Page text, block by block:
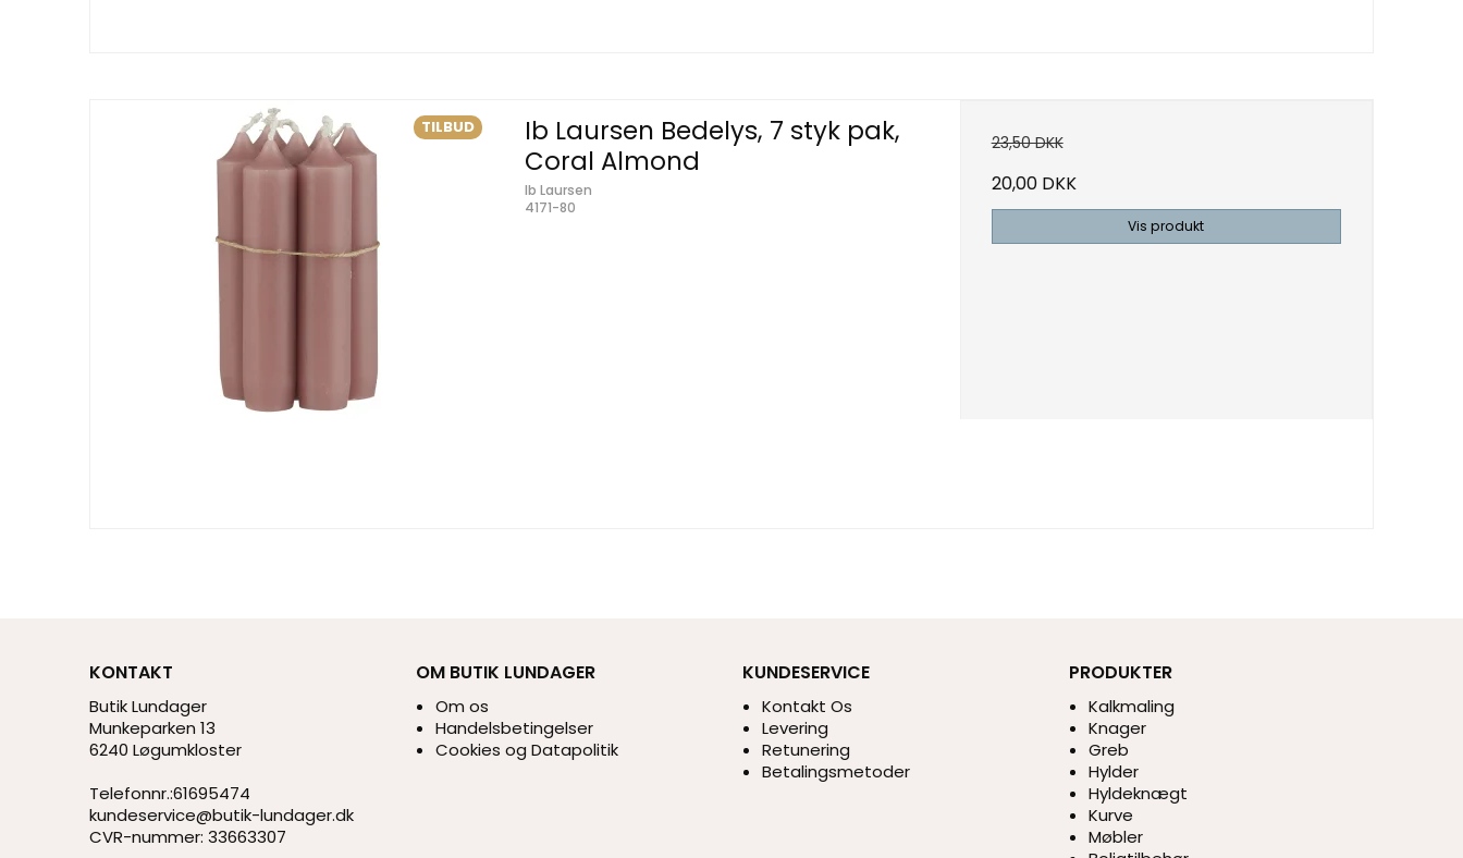
TILBUD
Ib Laursen Bedelys, 7 styk pak,
Coral Almond
Ib Laursen
4171-80
23,50 DKK
20,00 DKK
Vis produkt
KONTAKT
Butik Lundager
Munkeparken 13
6240 Løgumkloster
Telefonnr.:61695474
kundeservice@butik-lundager.dk
CVR-nummer: 33663307
OM BUTIK LUNDAGER
Om os
Handelsbetingelser
Cookies og Datapolitik
KUNDESERVICE
Kontakt Os
Levering
Retunering
Betalingsmetoder
PRODUKTER
Kalkmaling
Knager
Greb
Hylder
Hyldeknægt
Kurve
Møbler